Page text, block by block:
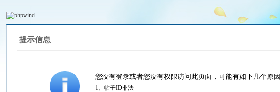
提示信息
您没有登录或者您没有权限访问此页面，可能有如下几个原因
1、帖子ID非法